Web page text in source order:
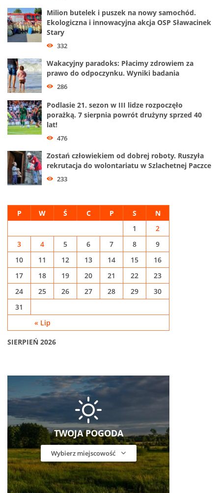
Milion butelek i puszek na nowy samochód.
Ekologiczna i innowacyjna akcja OSP Sławacinek
Stary
332
Wakacyjny paradoks: Płacimy zdrowiem za
prawo do odpoczynku. Wyniki badania
286
Podlasie 21. sezon w III lidze rozpoczęło
porażką. 7 sierpnia powrót drużyny sprzed 40
lat!
476
Zostań człowiekiem od dobrej roboty. Ruszyła
rekrutacja do wolontariatu w Szlachetnej Paczce
233
SIERPIEŃ 2026
P W Ś C P S N
« Lip
1
2
3
4 5 6 7 8
9
10
11 12 13 14 15
16
17
18 19 20 21 22
23
24
25 26 27 28 29
30
31
TWOJA POGODA
Wybierz miejscowość